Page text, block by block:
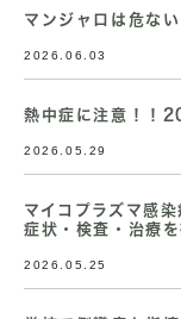
マンジャロは危な
2026.06.03
熱中症に注意！！
2026.05.29
マイコプラズマ
症状・検査・治療
2026.05.25